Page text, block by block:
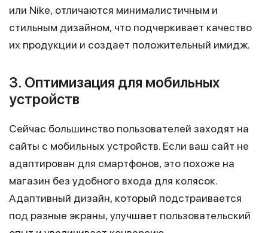
или Nike, отличаются минималистичным и
стильным дизайном, что подчеркивает качество
их продукции и создает положительный имидж.
3. Оптимизация для мобильных
устройств
Сейчас большинство пользователей заходят на
сайты с мобильных устройств. Если ваш сайт не
адаптирован для смартфонов, это похоже на
магазин без удобного входа для колясок.
Адаптивный дизайн, который подстраивается
под разные экраны, улучшает пользовательский